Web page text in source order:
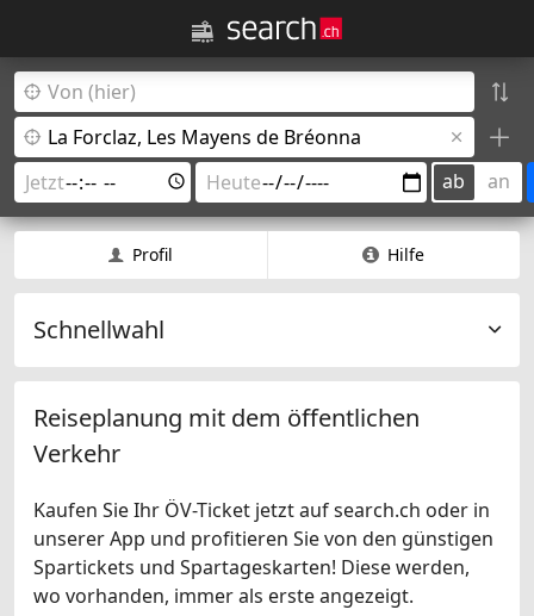
ab an
Profil Hilfe
Schnellwahl
Reiseplanung mit dem öffentlichen
Verkehr
Kaufen Sie Ihr ÖV-Ticket jetzt auf search.ch oder in
unserer App und profitieren Sie von den günstigen
Spartickets und Spartageskarten! Diese werden,
wo vorhanden, immer als erste angezeigt.